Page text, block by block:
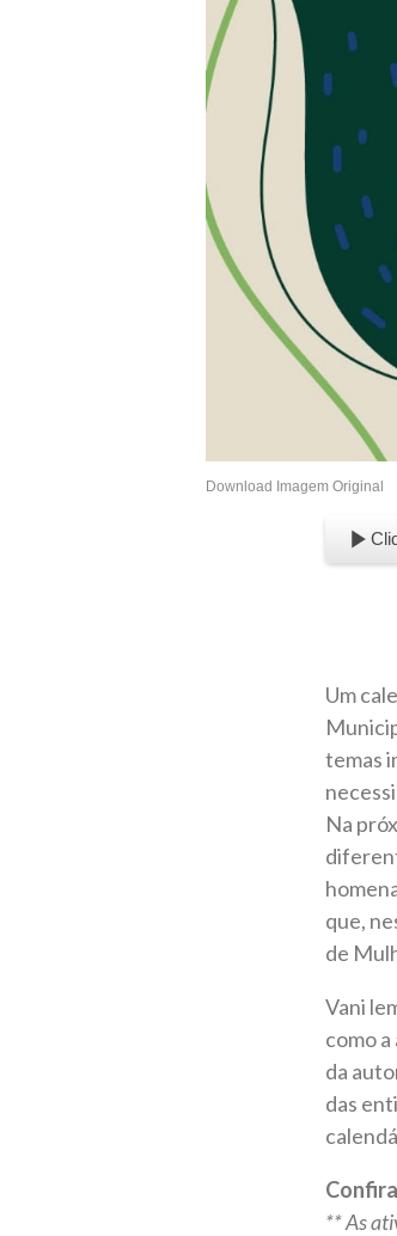
Download Imagem Original
Um
temas
Na
que,
de
Vani
como
da
das
** As